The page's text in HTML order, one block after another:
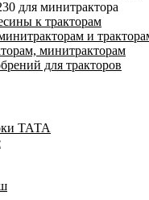
к тракторам
и
минитракторам
для тракторов
ТАТА